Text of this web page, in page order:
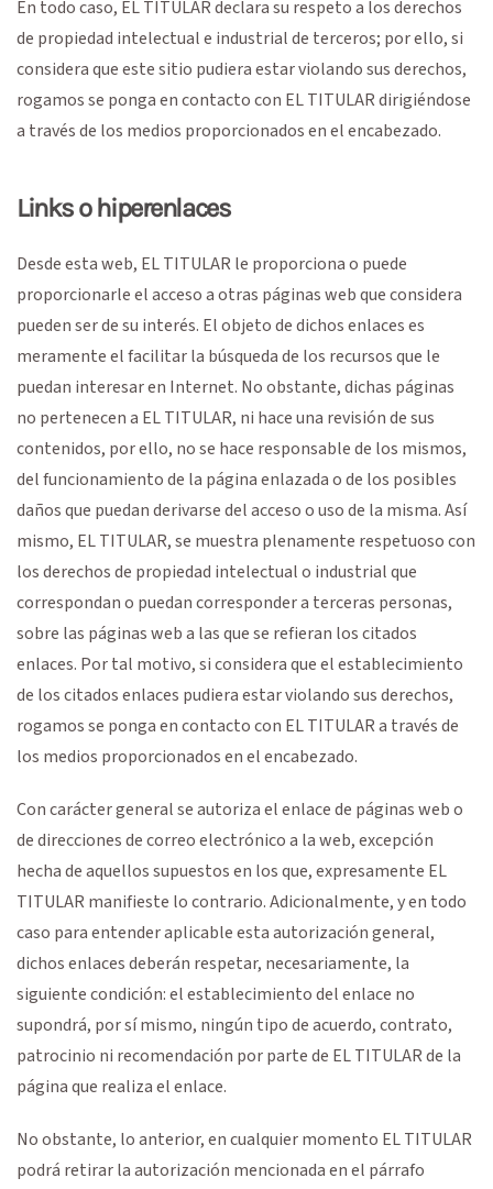
En todo caso, EL TITULAR declara su respeto a los derechos
de propiedad intelectual e industrial de terceros; por ello, si
considera que este sitio pudiera estar violando sus derechos,
rogamos se ponga en contacto con EL TITULAR dirigiéndose
a través de los medios proporcionados en el encabezado.
Links o hiperenlaces
Desde esta web, EL TITULAR le proporciona o puede
proporcionarle el acceso a otras páginas web que considera
pueden ser de su interés. El objeto de dichos enlaces es
meramente el facilitar la búsqueda de los recursos que le
puedan interesar en Internet. No obstante, dichas páginas
no pertenecen a EL TITULAR, ni hace una revisión de sus
contenidos, por ello, no se hace responsable de los mismos,
del funcionamiento de la página enlazada o de los posibles
daños que puedan derivarse del acceso o uso de la misma. Así
mismo, EL TITULAR, se muestra plenamente respetuoso con
los derechos de propiedad intelectual o industrial que
correspondan o puedan corresponder a terceras personas,
sobre las páginas web a las que se refieran los citados
enlaces. Por tal motivo, si considera que el establecimiento
de los citados enlaces pudiera estar violando sus derechos,
rogamos se ponga en contacto con EL TITULAR a través de
los medios proporcionados en el encabezado.
Con carácter general se autoriza el enlace de páginas web o
de direcciones de correo electrónico a la web, excepción
hecha de aquellos supuestos en los que, expresamente EL
TITULAR manifieste lo contrario. Adicionalmente, y en todo
caso para entender aplicable esta autorización general,
dichos enlaces deberán respetar, necesariamente, la
siguiente condición: el establecimiento del enlace no
supondrá, por sí mismo, ningún tipo de acuerdo, contrato,
patrocinio ni recomendación por parte de EL TITULAR de la
página que realiza el enlace.
No obstante, lo anterior, en cualquier momento EL TITULAR
podrá retirar la autorización mencionada en el párrafo